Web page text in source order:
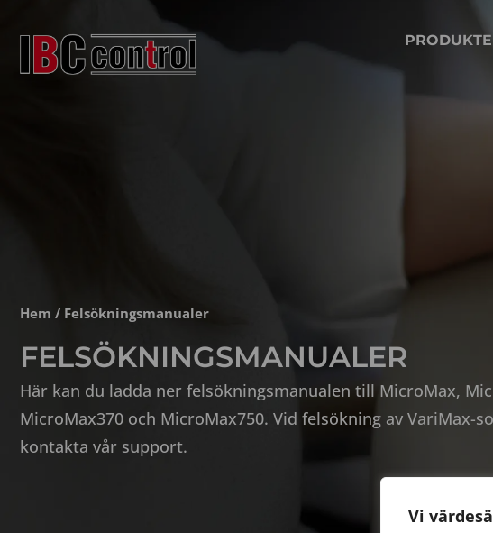
Vi
innehåll
Hem / Felsökningsmanualer
FELSÖKNINGSMANUALER
Här kan du ladda ner felsökningsmanualen till MicroMax,
MicroMax370 och MicroMax750. Vid felsökning av VariMax-
kontakta vår support.